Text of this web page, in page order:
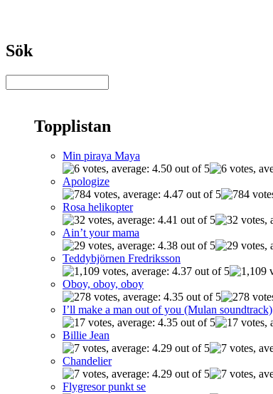
Sök
Topplistan
Min piraya Maya
Apologize
Rosa helikopter
Ain’t your mama
Teddybjörnen Fredriksson
Oboy, oboy, oboy
I’ll make a man out of you (Mulan soundtrack)
Billie Jean
Chandelier
Flygresor punkt se